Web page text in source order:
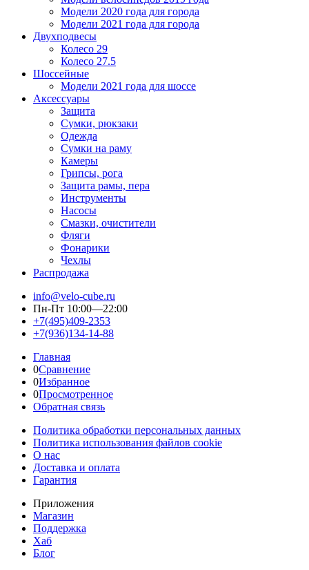
Модели 2020 года для города
Модели 2021 года для города
Двухподвесы
Колесо 29
Колесо 27.5
Шоссейные
Модели 2021 года для шоссе
Аксессуары
Защита
Сумки, рюкзаки
Одежда
Сумки на раму
Камеры
Грипсы, рога
Защита рамы, пера
Инструменты
Насосы
Смазки, очистители
Фляги
Фонарики
Чехлы
Распродажа
info@velo-cube.ru
Пн-Пт 10:00—22:00
+7(495)409-2353
+7(936)134-14-88
Главная
0Сравнение
0Избранное
0Просмотренное
Обратная связь
Политика обработки персональных данных
Политика использования файлов cookie
О нас
Доставка и оплата
Гарантия
Приложения
Магазин
Поддержка
Хаб
Блог